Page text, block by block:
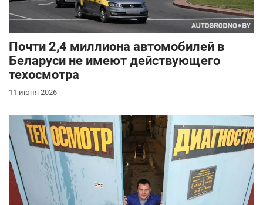
Почти 2,4 миллиона автомобилей в
Беларуси не имеют действующего
техосмотра
11 июня 2026